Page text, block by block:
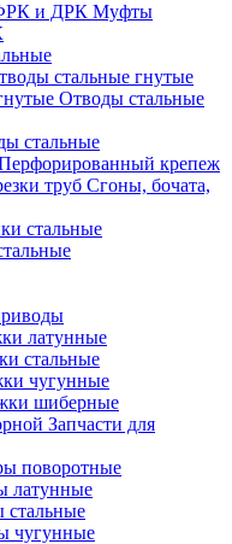
Муфты
стальные гнутые
Отводы стальные
стальные
крепеж
Сгоны, бочата,
стальные
латунные
стальные
чугунные
шиберные
Запчасти для
поворотные
латунные
стальные
чугунные